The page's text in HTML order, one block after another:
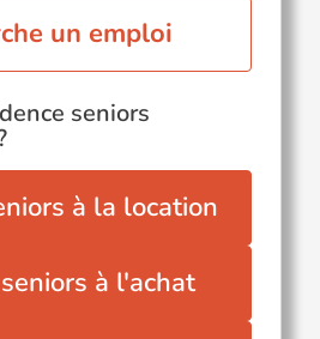
un emploi
seniors
à la location
à l'achat